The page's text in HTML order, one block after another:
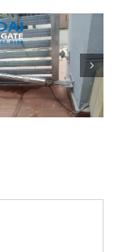
Folding Auto Gate
Repair in Puncak
Jalil – Auto Gate
Roller & Arm
Replacement